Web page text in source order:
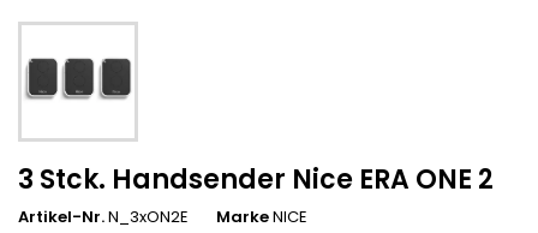
3 Stck. Handsender Nice ERA ONE 2
Artikel-Nr.N_3xON2E MarkeNICE